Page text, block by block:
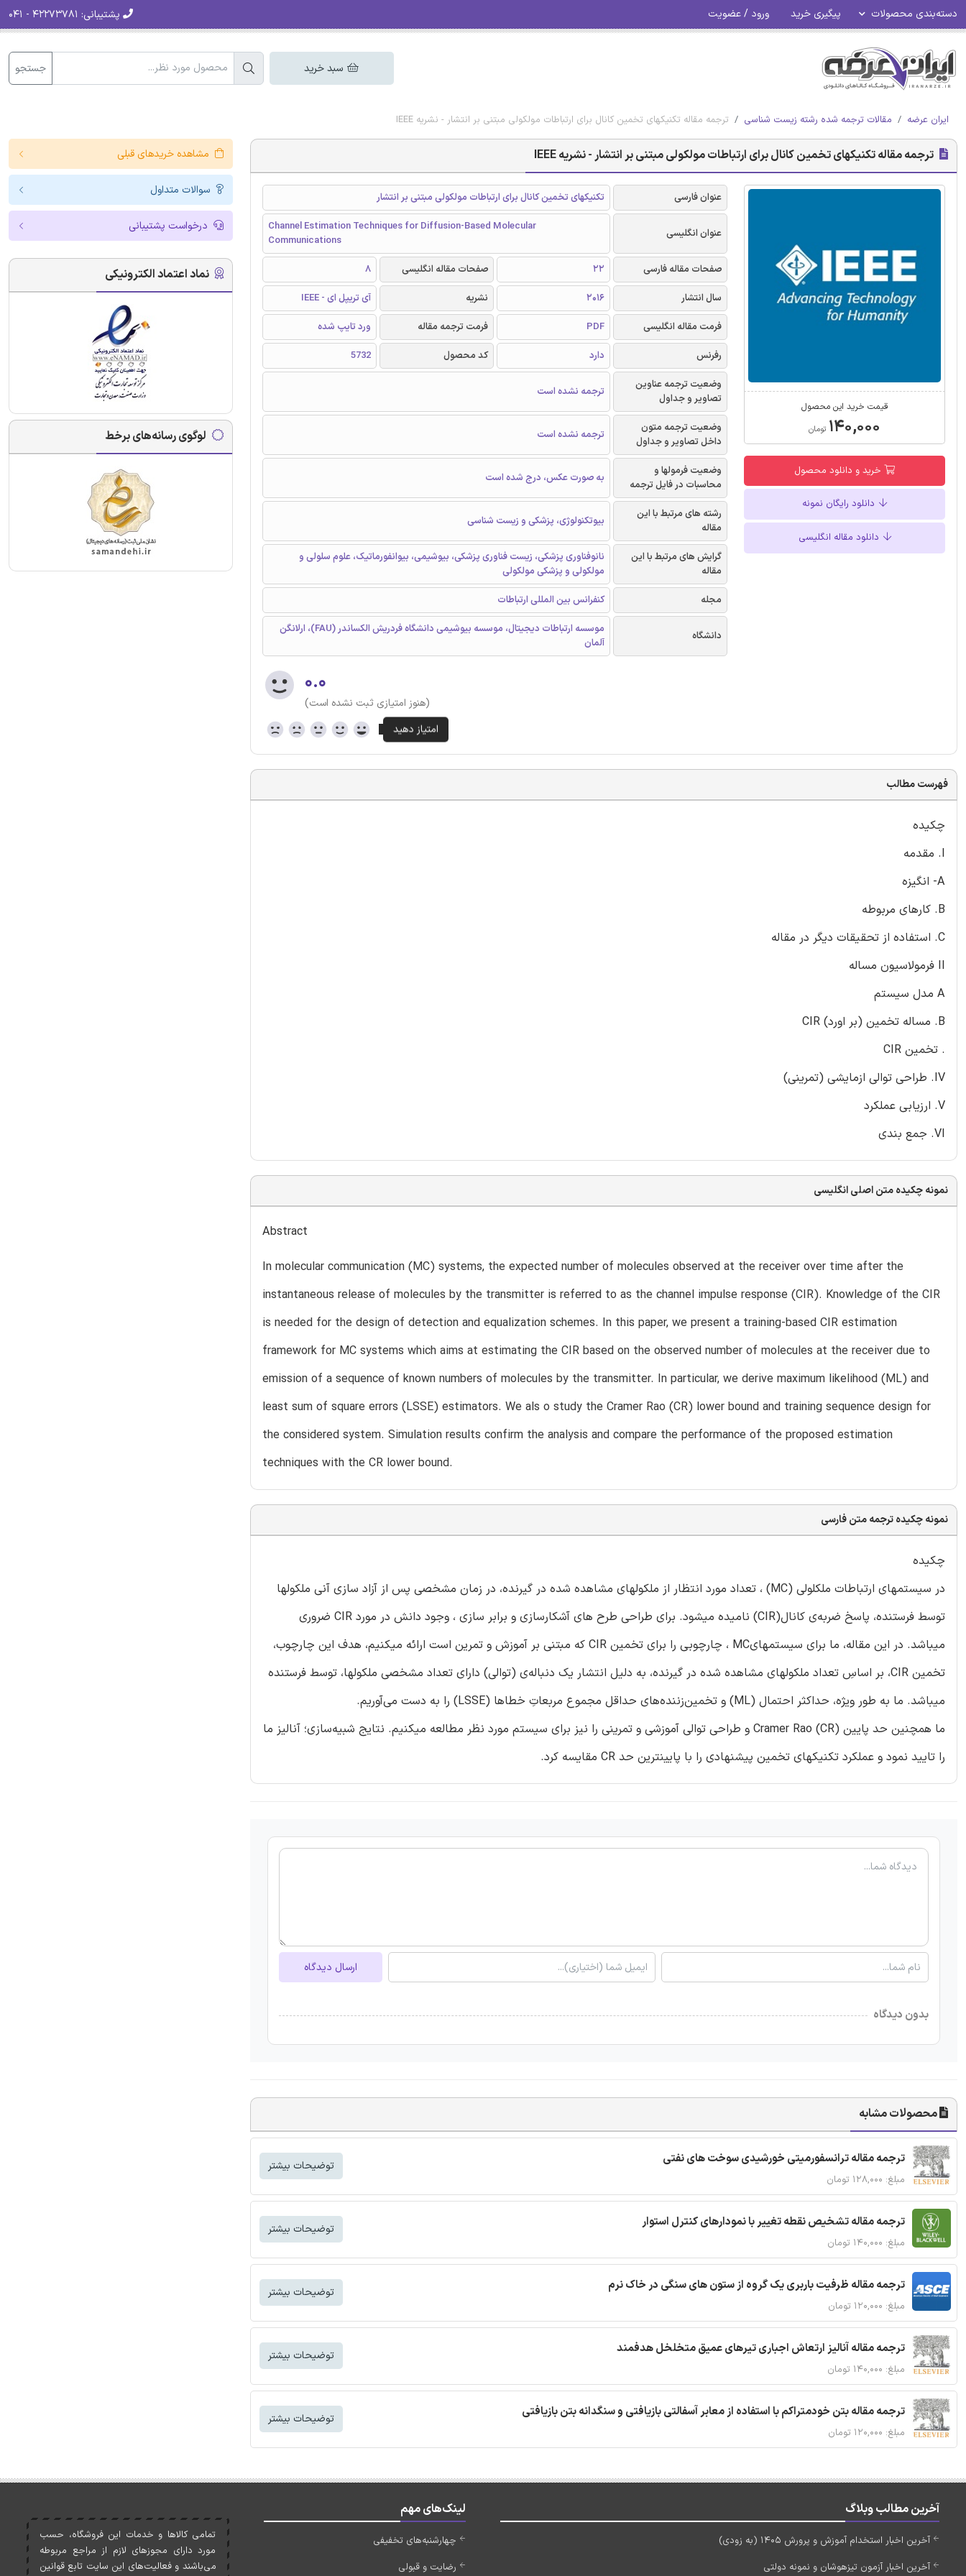
دسته‌بندی محصولات پیگیری خرید ورود / عضویت پشتیبانی:
سبد خرید جستجو
ایران عرضه مقالات ترجمه شده رشته زیست شناسی ترجمه مقاله تکنیکهای تخمین کانال برای ارتباطات مولکولی مبتنی بر انتشار - نشریه IEEE
ترجمه مقاله تکنیکهای تخمین کانال برای ارتباطات مولکولی مبتنی بر انتشار - نشریه IEEE
قیمت خرید این محصول
۱۴۰,۰۰۰ تومان
خرید و دانلود محصول
دانلود رایگان نمونه
دانلود مقاله انگلیسی
عنوان فارسی تکنیکهای تخمین کانال برای ارتباطات مولکولی مبتنی بر انتشار
عنوان انگلیسی
Channel Estimation Techniques for Diffusion-Based Molecular
Communications
صفحات مقاله فارسی
22 صفحات مقاله انگلیسی
8
سال انتشار
2016 نشریه
آی تریپل ای - IEEE
فرمت مقاله انگلیسی
PDF فرمت ترجمه مقاله
ورد تایپ شده
رفرنس
دارد کد محصول
5732
وضعیت ترجمه عناوین
تصاویر و جداول
ترجمه نشده است
وضعیت ترجمه متون
داخل تصاویر و جداول
ترجمه نشده است
وضعیت فرمولها و
محاسبات در فایل ترجمه
به صورت عکس، درج شده است
رشته های مرتبط با این
مقاله
بیوتکنولوژی، پزشکی و زیست شناسی
گرایش های مرتبط با این
مقاله
نانوفناوری پزشکی، زیست فناوری پزشکی، بیوشیمی، بیوانفورماتیک، علوم سلولی و
مولکولی و پزشکی مولکولی
مجله
کنفرانس بین المللی ارتباطات
دانشگاه
موسسه ارتباطات دیجیتال، موسسه بیوشیمی دانشگاه فردریش الکساندر (FAU)، ارلانگن
آلمان
۰.۰
(هنوز امتیازی ثبت نشده است)
فهرست مطالب
چکیده
I. مقدمه
A- انگیزه
B. کارهای مربوطه
C. استفاده از تحقیقات دیگر در مقاله
II فرمولاسیون مساله
A مدل سیستم
B. مساله تخمین (بر اورد) CIR
. تخمین CIR
IV. طراحی توالی ازمایشی (تمرینی)
V. ارزیابی عملکرد
VI. جمع بندی
نمونه چکیده متن اصلی انگلیسی
Abstract
In molecular communication (MC) systems, the expected number of molecules observed at the receiver over time after the
instantaneous release of molecules by the transmitter is referred to as the channel impulse response (CIR). Knowledge of the CIR
is needed for the design of detection and equalization schemes. In this paper, we present a training-based CIR estimation
framework for MC systems which aims at estimating the CIR based on the observed number of molecules at the receiver due to
emission of a sequence of known numbers of molecules by the transmitter. In particular, we derive maximum likelihood (ML) and
least sum of square errors (LSSE) estimators. We als o study the Cramer Rao (CR) lower bound and training sequence design for
the considered system. Simulation results confirm the analysis and compare the performance of the proposed estimation
techniques with the CR lower bound.
نمونه چکیده ترجمه متن فارسی
چکیده
در سیستمهای ارتباطات ملکلولی (MC) ، تعداد مورد انتظار از ملکولهای مشاهده شده در گیرنده، در زمان مشخصی پس از آزاد سازی آنی ملکولها
توسط فرستنده، پاسخ ضربه‌ی کانال(CIR) نامیده میشود. برای طراحی طرح های آشکارسازی و برابر سازی ، وجود دانش در مورد CIR ضروری
میباشد. در این مقاله، ما برای سیستمهایMC ، چارچوبی را برای تخمین CIR که مبتنی بر آموزش و تمرین است ارائه میکنیم، هدف این چارچوب،
تخمین CIR، بر اساسِ تعداد ملکولهای مشاهده شده در گیرنده، به دلیل انتشار یک دنباله‌ی (توالی) دارای تعداد مشخصی ملکولها، توسط فرستنده
میباشد. ما به طور ویژه، حداکثر احتمال (ML) و تخمین‌زننده‌های حداقل مجموع مربعاتِ خطاها (LSSE) را به دست می‌آوریم.
ما همچنین حد پایین Cramer Rao (CR) و طراحی توالی آموزشی و تمرینی را نیز برای سیستم مورد نظر مطالعه میکنیم. نتایج شبیه‌سازی؛ آنالیز ما
را تایید نمود و عملکرد تکنیکهای تخمین پیشنهادی را با پایینترین حد CR مقایسه کرد.
ارسال دیدگاه
بدون دیدگاه
محصولات مشابه
ترجمه مقاله ترانسفورمیتی خورشیدی سوخت های نفتی
مبلغ: ۱۲۸,۰۰۰ تومان
توضیحات بیشتر
ترجمه مقاله تشخیص نقطه تغییر با نمودارهای کنترل استوار
مبلغ: ۱۴۰,۰۰۰ تومان
توضیحات بیشتر
ترجمه مقاله ظرفیت باربری یک گروه از ستون های سنگی در خاک نرم
مبلغ: ۱۲۰,۰۰۰ تومان
توضیحات بیشتر
ترجمه مقاله آنالیز ارتعاش اجباری تیرهای عمیق متخلخل هدفمند
مبلغ: ۱۴۰,۰۰۰ تومان
توضیحات بیشتر
ترجمه مقاله بتن خودمتراکم با استفاده از معابر آسفالتی بازیافتی و سنگدانه بتن بازیافتی
مبلغ: ۱۲۰,۰۰۰ تومان
توضیحات بیشتر
مشاهده خریدهای قبلی
سوالات متداول
درخواست پشتیبانی
نماد اعتماد الکترونیکی
لوگوی رسانه‌های برخط
آخرین مطالب وبلاگ
آخرین اخبار استخدام آموزش و پرورش 1405 (به زودی)
آخرین اخبار آزمون تیزهوشان و نمونه دولتی
لینک‌های مهم
چهارشنبه‌های تخفیفی
رضایت و قبولی
تمامی کالاها و خدمات اين فروشگاه، حسب
مورد دارای مجوزهای لازم از مراجع مربوطه
می‌باشند و فعاليت‌های اين سايت تابع قوانين